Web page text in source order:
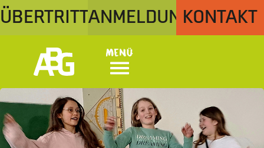
ÜBERTRITTANMELDUNGKONTAKT
Menü